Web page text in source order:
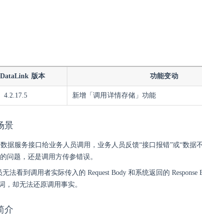
版本 功能变动
4.2.17.5 新增「调用详情存储」功能
景
据服务接口给业务人员调用，业务人员反馈“接口报错”或“数据
问题，还是调用方传参错误。
法看到调用者实际传入的 Request Body 和系统返回的
，却无法还原调用事实。
介